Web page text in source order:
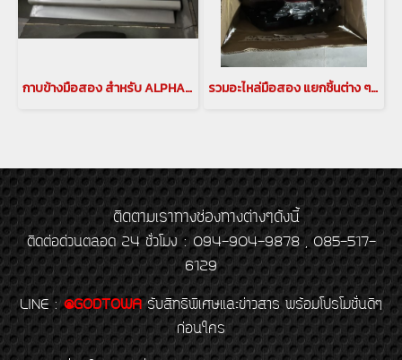
กาบข้างมือสอง สำหรับ ALPHARD/VELLFIRE 20,30 รวมอะไหล่มือสอง แยกชิ้นต่าง ๆสำหรับรถอัลพาร์ท
ติดตามเราทางช่องทางต่างๆดังนี้
ติดต่อด่วนตลอด 24 ชั่วโมง : 094-904-9878 , 085-517-
6129
LINE : @GODTOWA รับสิทธิพิเศษและข่าวสาร พร้อมโปรโมชั่นดีๆ
ก่อนใคร